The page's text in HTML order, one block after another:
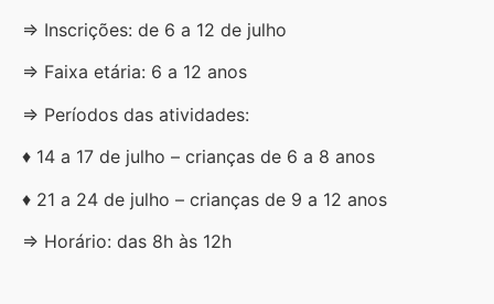
⇒ Inscrições: de 6 a 12 de julho
⇒ Faixa etária: 6 a 12 anos
⇒ Períodos das atividades:
♦ 14 a 17 de julho – crianças de 6 a 8 anos
♦ 21 a 24 de julho – crianças de 9 a 12 anos
⇒ Horário: das 8h às 12h